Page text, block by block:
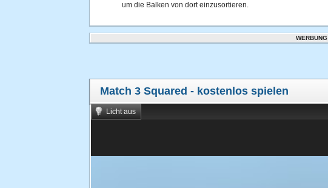
um die Balken von dort einzusortieren.
WERBUNG
Match 3 Squared - kostenlos spielen
Licht aus